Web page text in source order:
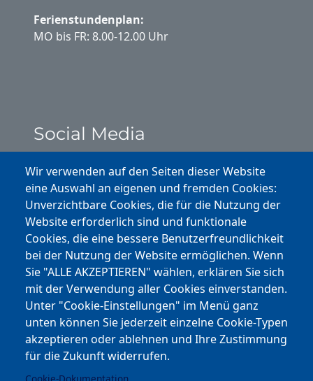
Wir verwenden auf den Seiten dieser Website
eine Auswahl an eigenen und fremden Cookies:
Unverzichtbare Cookies, die für die Nutzung der
Website erforderlich sind und funktionale
Cookies, die eine bessere Benutzerfreundlichkeit
bei der Nutzung der Website ermöglichen. Wenn
Sie "ALLE AKZEPTIEREN" wählen, erklären Sie sich
mit der Verwendung aller Cookies einverstanden.
Unter "Cookie-Einstellungen" im Menü ganz
unten können Sie jederzeit einzelne Cookie-Typen
akzeptieren oder ablehnen und Ihre Zustimmung
für die Zukunft widerrufen.
Ferienstundenplan:
MO bis FR: 8.00-12.00 Uhr
Social Media
Instagram
Facebook
Youtube
Andere Bereiche
transp. Verwaltung / Amm. Trasparente
Nationaler Plan für Aufbau und Resilienz
Cookie-Einstellungen